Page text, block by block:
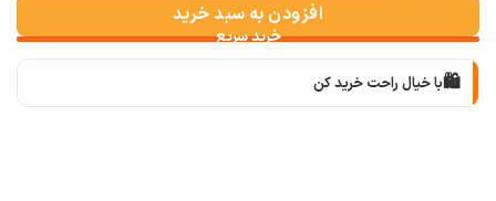
افزودن به سبد خرید
🛍️با خیال راحت خرید کن